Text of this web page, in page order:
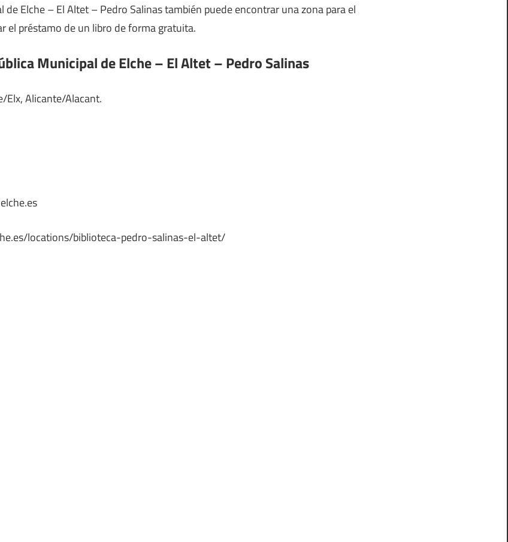
de Elche – El Altet – Pedro Salinas también puede encontrar una zona para el
el préstamo de un libro de forma gratuita.
Municipal de Elche – El Altet – Pedro Salinas
Elx, Alicante/Alacant.
locations/biblioteca-pedro-salinas-el-altet/